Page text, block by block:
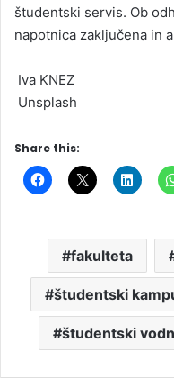
študentski servis. Ob
napotnica zaključena in
Iva KNEZ
Unsplash
Share this:
fakulteta
študentski
študentski